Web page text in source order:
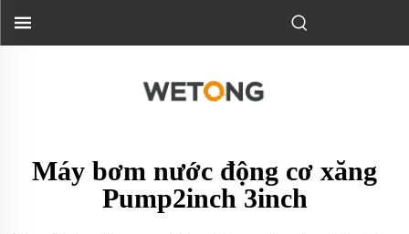
Máy bơm nước động cơ xăng
Pump2inch 3inch